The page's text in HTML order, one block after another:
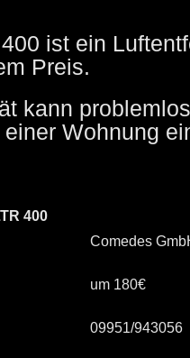
ist ein
Preis.
kann
Wohnung
400
Comedes
um 180€
09951/943056